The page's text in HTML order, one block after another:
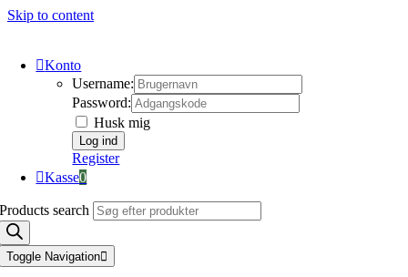
Skip to content
Konto
Username:
Password:
Husk mig
Register
Kasse0
Products search
Toggle Navigation